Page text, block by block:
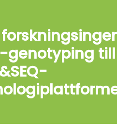
genotyping till